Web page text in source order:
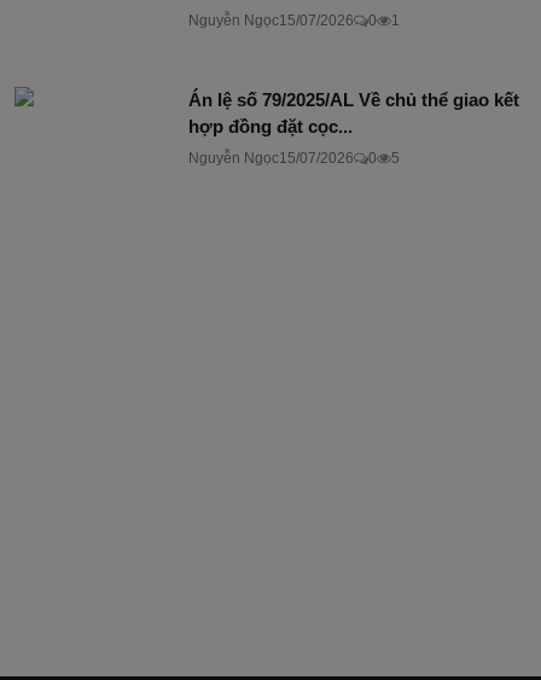
Nguyễn Ngọc15/07/2026 0 1
Án lệ số 79/2025/AL Về chủ thể giao kết
hợp đồng đặt cọc...
Nguyễn Ngọc15/07/2026 0 5